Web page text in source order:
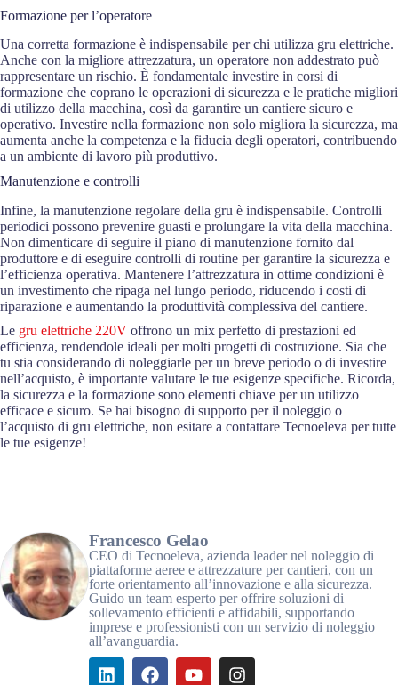
Formazione per l’operatore
Una corretta formazione è indispensabile per chi utilizza gru elettriche.
Anche con la migliore attrezzatura, un operatore non addestrato può
rappresentare un rischio. È fondamentale investire in corsi di
formazione che coprano le operazioni di sicurezza e le pratiche migliori
di utilizzo della macchina, così da garantire un cantiere sicuro e
operativo. Investire nella formazione non solo migliora la sicurezza, ma
aumenta anche la competenza e la fiducia degli operatori, contribuendo
a un ambiente di lavoro più produttivo.
Manutenzione e controlli
Infine, la manutenzione regolare della gru è indispensabile. Controlli
periodici possono prevenire guasti e prolungare la vita della macchina.
Non dimenticare di seguire il piano di manutenzione fornito dal
produttore e di eseguire controlli di routine per garantire la sicurezza e
l’efficienza operativa. Mantenere l’attrezzatura in ottime condizioni è
un investimento che ripaga nel lungo periodo, riducendo i costi di
riparazione e aumentando la produttività complessiva del cantiere.
Le gru elettriche 220V offrono un mix perfetto di prestazioni ed
efficienza, rendendole ideali per molti progetti di costruzione. Sia che
tu stia considerando di noleggiarle per un breve periodo o di investire
nell’acquisto, è importante valutare le tue esigenze specifiche. Ricorda,
la sicurezza e la formazione sono elementi chiave per un utilizzo
efficace e sicuro. Se hai bisogno di supporto per il noleggio o
l’acquisto di gru elettriche, non esitare a contattare Tecnoeleva per tutte
le tue esigenze!
Francesco Gelao
CEO di Tecnoeleva, azienda leader nel noleggio di
piattaforme aeree e attrezzature per cantieri, con un
forte orientamento all’innovazione e alla sicurezza.
Guido un team esperto per offrire soluzioni di
sollevamento efficienti e affidabili, supportando
imprese e professionisti con un servizio di noleggio
all’avanguardia.